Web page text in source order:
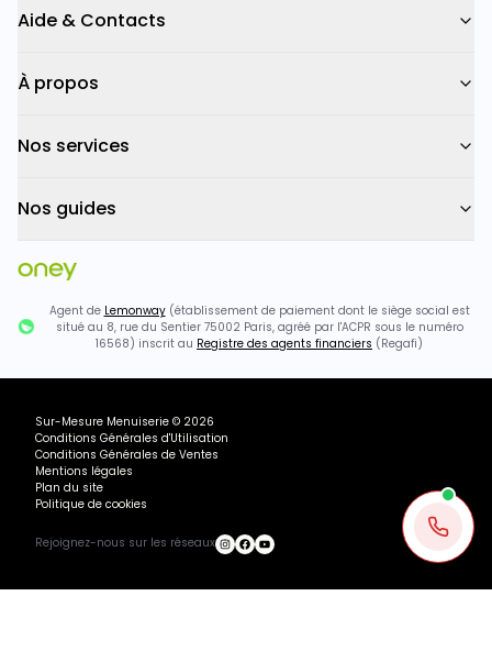
Aide & Contacts
À propos
Nos services
Nos guides
Agent de Lemonway(établissement de paiement dont le siège social est
situé au 8, rue du Sentier 75002 Paris, agréé par l'ACPR sous le numéro
16568) inscrit au Registre des agents financiers (Regafi)
Sur-Mesure Menuiserie © 2026
Conditions Générales d'Utilisation
Conditions Générales de Ventes
Mentions légales
Plan du site
Politique de cookies
Rejoignez-nous sur les réseaux